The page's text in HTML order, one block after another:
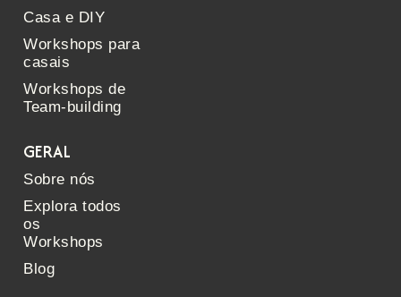
Casa e DIY
Workshops para
casais
Workshops de
Team-building
GERAL
Sobre nós
Explora todos
os
Workshops
Blog